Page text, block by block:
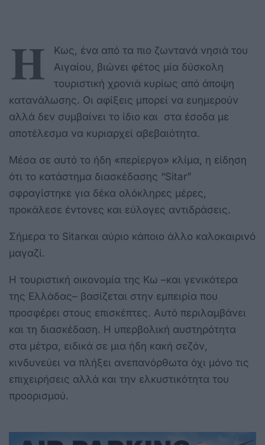
Η
Κως, ένα από τα πιο ζωντανά νησιά του
Αιγαίου, βιώνει φέτος μία δύσκολη
τουριστική χρονιά κυρίως από άποψη
κατανάλωσης. Οι αφίξεις μπορεί να ευημερούν
αλλά δεν συμβαίνει το ίδιο και στα έσοδα με
αποτέλεσμα να κυριαρχεί αβεβαιότητα.
Μέσα σε αυτό το ήδη «περίεργο» κλίμα, η είδηση
ότι το κατάστημα διασκέδασης “Sitar”
σφραγίστηκε για δέκα ολόκληρες μέρες,
προκάλεσε έντονες και εύλογες αντιδράσεις.
Σήμερα το Sitarκαι αύριο κάποιο άλλο καλοκαιρινό
μαγαζί.
Η τουριστική οικονομία της Κω –και γενικότερα
της Ελλάδας– βασίζεται στην εμπειρία που
προσφέρει στους επισκέπτες. Αυτό περιλαμβάνει
και τη διασκέδαση. Η υπερβολική αυστηρότητα
στα μέτρα, ειδικά σε μια ήδη κακή σεζόν,
κινδυνεύει να πλήξει ανεπανόρθωτα όχι μόνο τις
επιχειρήσεις αλλά και την ελκυστικότητα του
προορισμού.